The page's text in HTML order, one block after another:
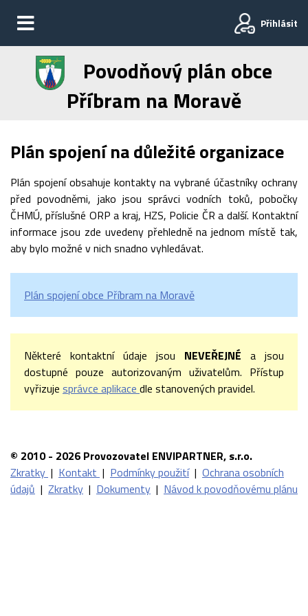
Přihlásit
Povodňový plán obce
Příbram na Moravě
Plán spojení na důležité organizace
Plán spojení obsahuje kontakty na vybrané účastníky ochrany
před povodněmi, jako jsou správci vodních toků, pobočky
ČHMÚ, příslušné ORP a kraj, HZS, Policie ČR a další. Kontaktní
informace jsou zde uvedeny přehledně na jednom místě tak,
aby bylo možné v nich snadno vyhledávat.
Plán spojení obce Příbram na Moravě
Některé kontaktní údaje jsou NEVEŘEJNÉ a jsou
dostupné pouze autorizovaným uživatelům. Přístup
vyřizuje správce aplikace dle stanovených pravidel.
© 2010 - 2026 Provozovatel ENVIPARTNER, s.r.o.
Zkratky | Kontakt | Podmínky použití | Ochrana osobních
údajů | Zkratky | Dokumenty | Návod k povodňovému plánu